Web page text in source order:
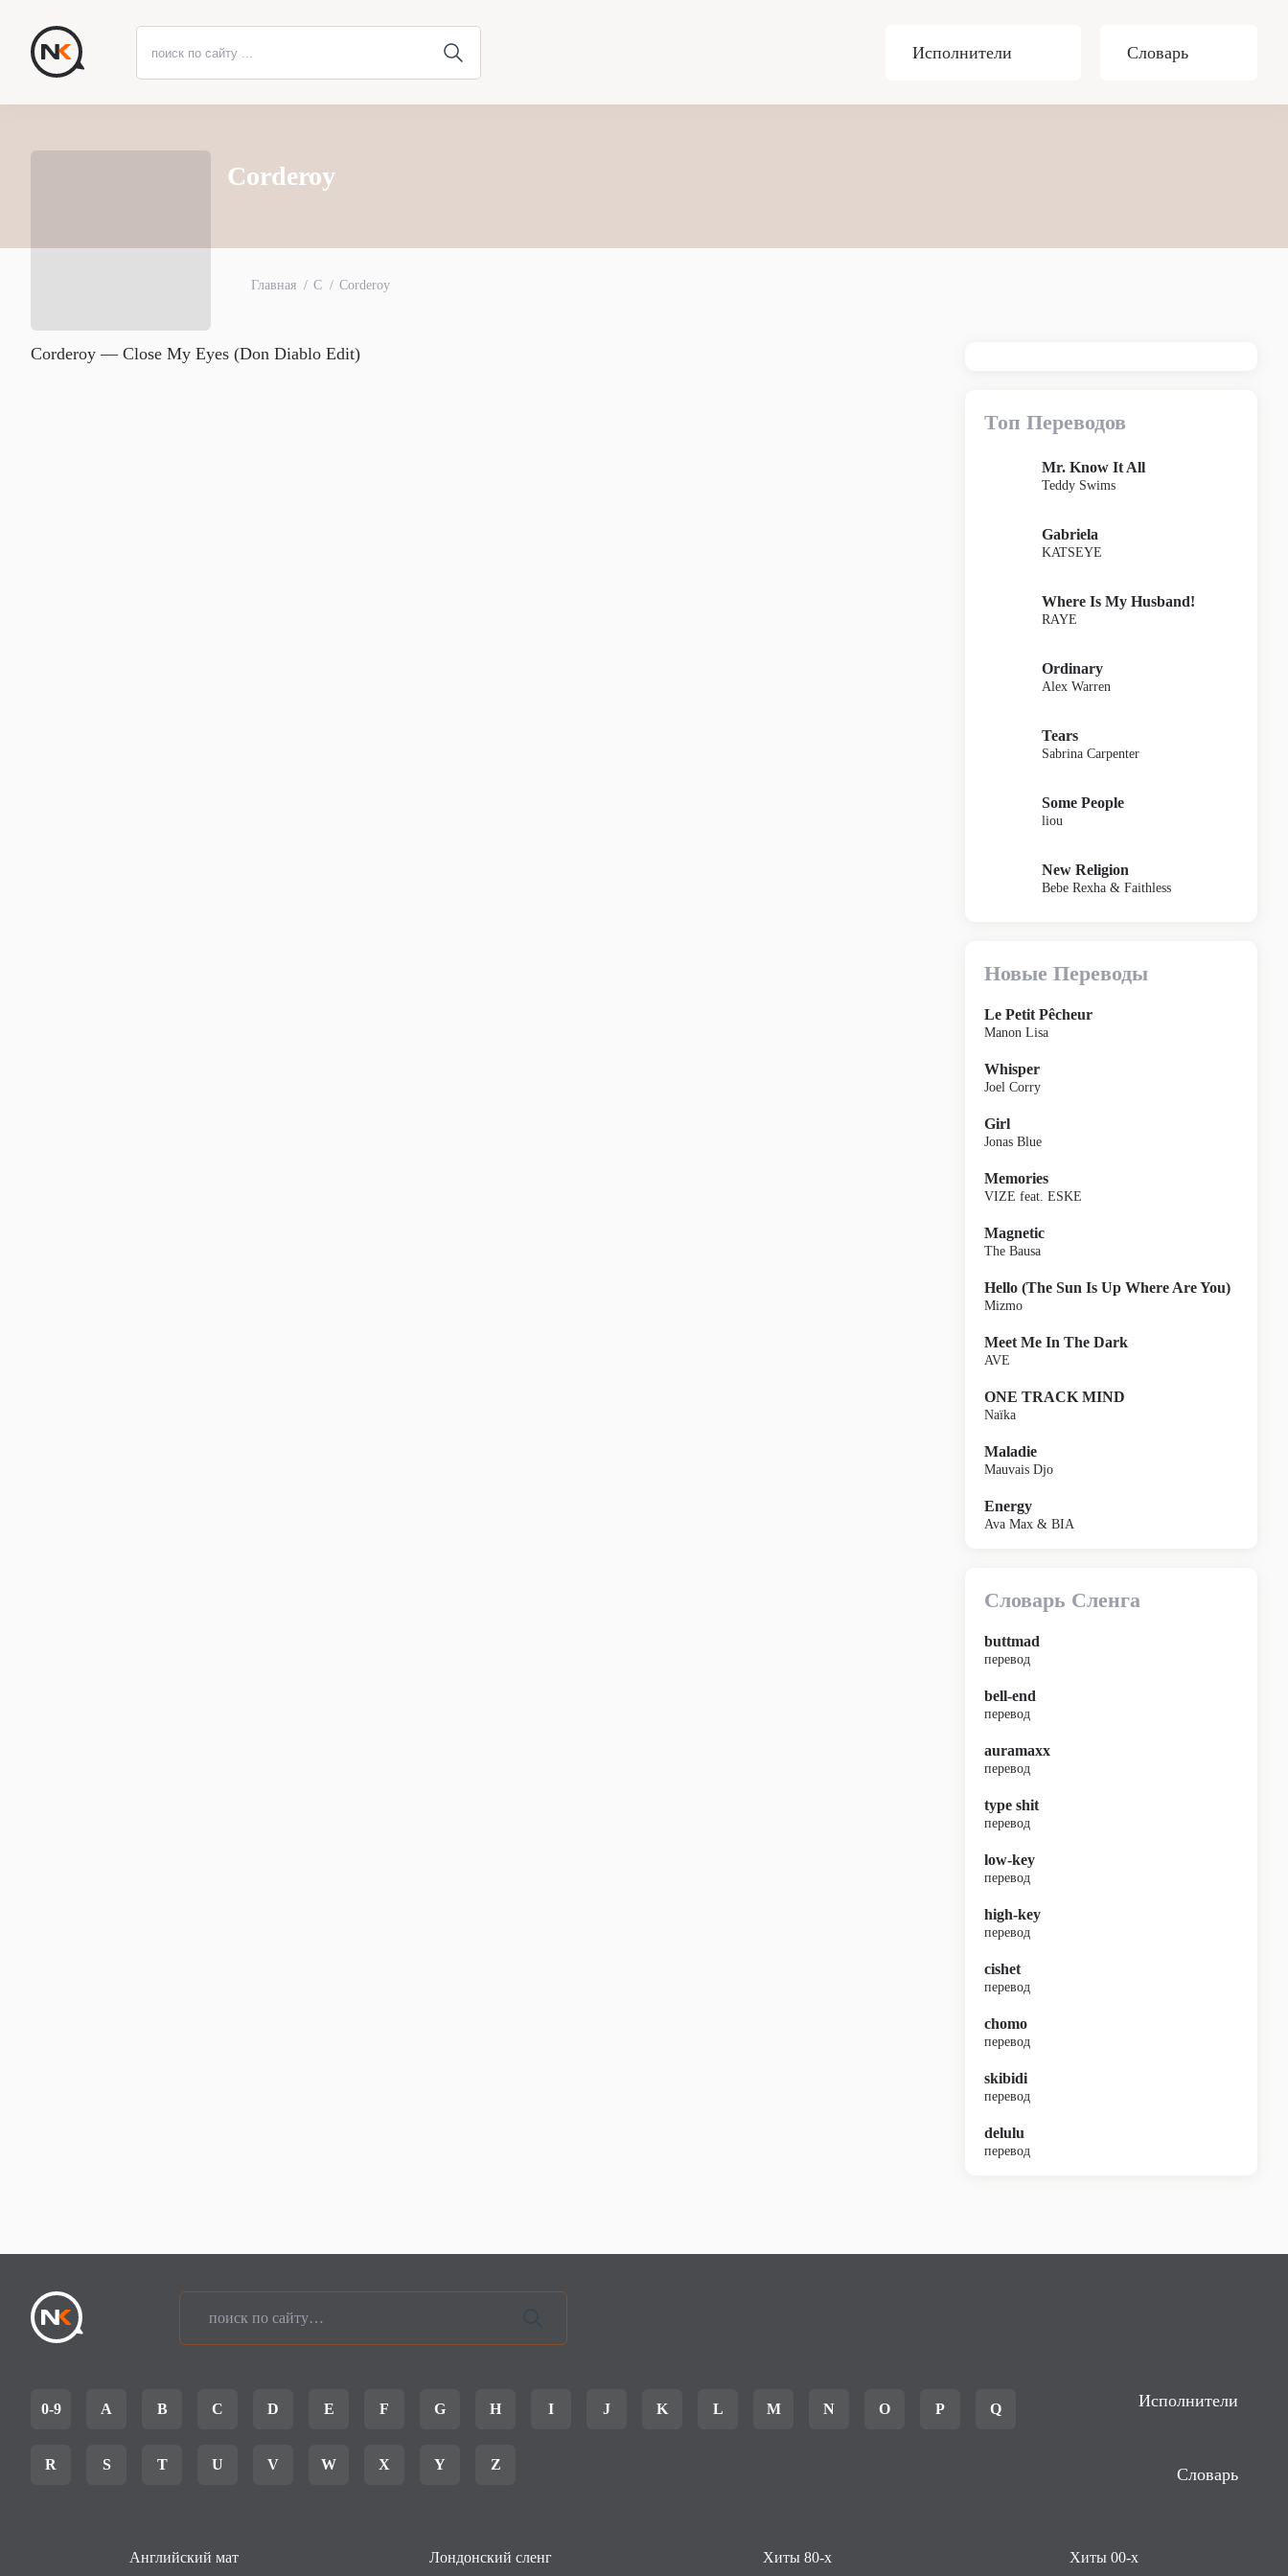
Исполнители Словарь
Corderoy
Главная C Corderoy
Corderoy — Close My Eyes (Don Diablo Edit)
Топ Переводов
Mr. Know It All
Teddy Swims
Gabriela
KATSEYE
Where Is My Husband!
RAYE
Ordinary
Alex Warren
Tears
Sabrina Carpenter
Some People
liou
New Religion
Bebe Rexha & Faithless
Новые Переводы
Le Petit Pêcheur
Manon Lisa
Whisper
Joel Corry
Girl
Jonas Blue
Memories
VIZE feat. ESKE
Magnetic
The Bausa
Hello (The Sun Is Up Where Are You)
Mizmo
Meet Me In The Dark
AVE
ONE TRACK MIND
Naïka
Maladie
Mauvais Djo
Energy
Ava Max & BIA
Словарь Сленга
buttmad
перевод
bell-end
перевод
auramaxx
перевод
type shit
перевод
low-key
перевод
high-key
перевод
cishet
перевод
chomo
перевод
skibidi
перевод
delulu
перевод
0-9 A B C D E F G H I J K L M N O P Q
R S T U V W X Y Z
Исполнители
Словарь
Английский мат Лондонский сленг Хиты 80-х Хиты 00-х